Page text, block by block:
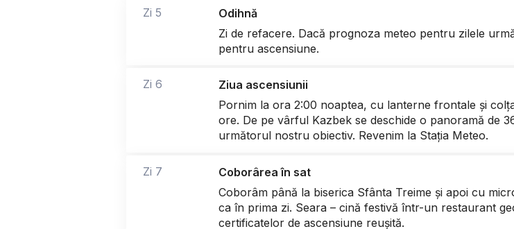
Zi 5
Odihnă
Zi de refacere. Dacă prognoza meteo pentru zilele
pentru ascensiune.
Zi 6
Ziua ascensiunii
Pornim la ora 2:00 noaptea, cu lanterne frontale și
ore. De pe vârful Kazbek se deschide o panoramă de
următorul nostru obiectiv. Revenim la Stația Meteo.
Zi 7
Coborârea în sat
Coborâm până la biserica Sfânta Treime și apoi cu
ca în prima zi. Seara – cină festivă într-un restaurant
certificatelor de ascensiune reușită.